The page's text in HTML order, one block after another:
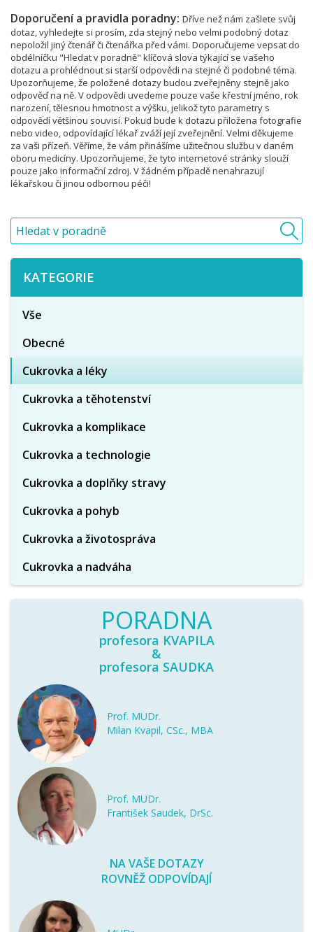
Doporučení a pravidla poradny: Dříve než nám zašlete svůj
dotaz, vyhledejte si prosím, zda stejný nebo velmi podobný dotaz
nepoložil jiný čtenář či čtenářka před vámi. Doporučujeme vepsat do
obdélníčku "Hledat v poradně" klíčová slova týkající se vašeho
dotazu a prohlédnout si starší odpovědi na stejné či podobné téma.
Upozorňujeme, že položené dotazy budou zveřejněny stejně jako
odpověď na ně. V odpovědi uvedeme pouze vaše křestní jméno, rok
narození, tělesnou hmotnost a výšku, jelikož tyto parametry s
odpovědí většinou souvisí. Pokud bude k dotazu přiložena fotografie
nebo video, odpovídající lékař zváží její zveřejnění. Velmi děkujeme
za vaši přízeň. Věříme, že vám přinášíme užitečnou službu v daném
oboru medicíny. Upozorňujeme, že tyto internetové stránky slouží
pouze jako informační zdroj. V žádném případě nenahrazují
lékařskou či jinou odbornou péči!
KATEGORIE
Vše
Obecné
Cukrovka a léky
Cukrovka a těhotenství
Cukrovka a komplikace
Cukrovka a technologie
Cukrovka a doplňky stravy
Cukrovka a pohyb
Cukrovka a životospráva
Cukrovka a nadváha
PORADNA
profesora KVAPILA
&
profesora SAUDKA
Prof. MUDr.
Milan Kvapil, CSc., MBA
Prof. MUDr.
František Saudek, DrSc.
NA VAŠE DOTAZY
ROVNĚŽ ODPOVÍDAJÍ